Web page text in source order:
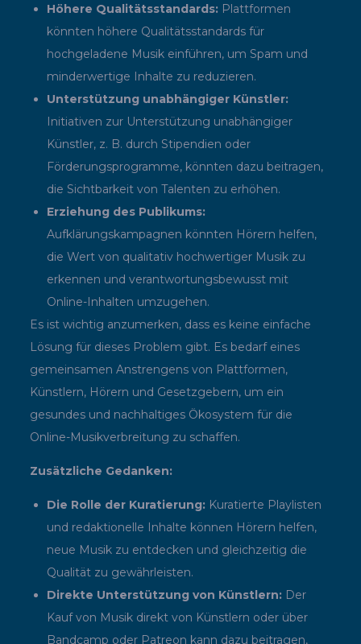
Höhere Qualitätsstandards: Plattformen
könnten höhere Qualitätsstandards für
hochgeladene Musik einführen, um Spam und
minderwertige Inhalte zu reduzieren.
Unterstützung unabhängiger Künstler:
Initiativen zur Unterstützung unabhängiger
Künstler, z. B. durch Stipendien oder
Förderungsprogramme, könnten dazu beitragen,
die Sichtbarkeit von Talenten zu erhöhen.
Erziehung des Publikums:
Aufklärungskampagnen könnten Hörern helfen,
die Wert von qualitativ hochwertiger Musik zu
erkennen und verantwortungsbewusst mit
Online-Inhalten umzugehen.
Es ist wichtig anzumerken, dass es keine einfache
Lösung für dieses Problem gibt. Es bedarf eines
gemeinsamen Anstrengens von Plattformen,
Künstlern, Hörern und Gesetzgebern, um ein
gesundes und nachhaltiges Ökosystem für die
Online-Musikverbreitung zu schaffen.
Zusätzliche Gedanken:
Die Rolle der Kuratierung: Kuratierte Playlisten
und redaktionelle Inhalte können Hörern helfen,
neue Musik zu entdecken und gleichzeitig die
Qualität zu gewährleisten.
Direkte Unterstützung von Künstlern: Der
Kauf von Musik direkt von Künstlern oder über
Bandcamp oder Patreon kann dazu beitragen,